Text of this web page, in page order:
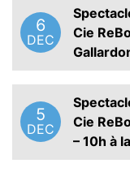
6
DEC
Cie
5
DEC
Cie
– 10h à